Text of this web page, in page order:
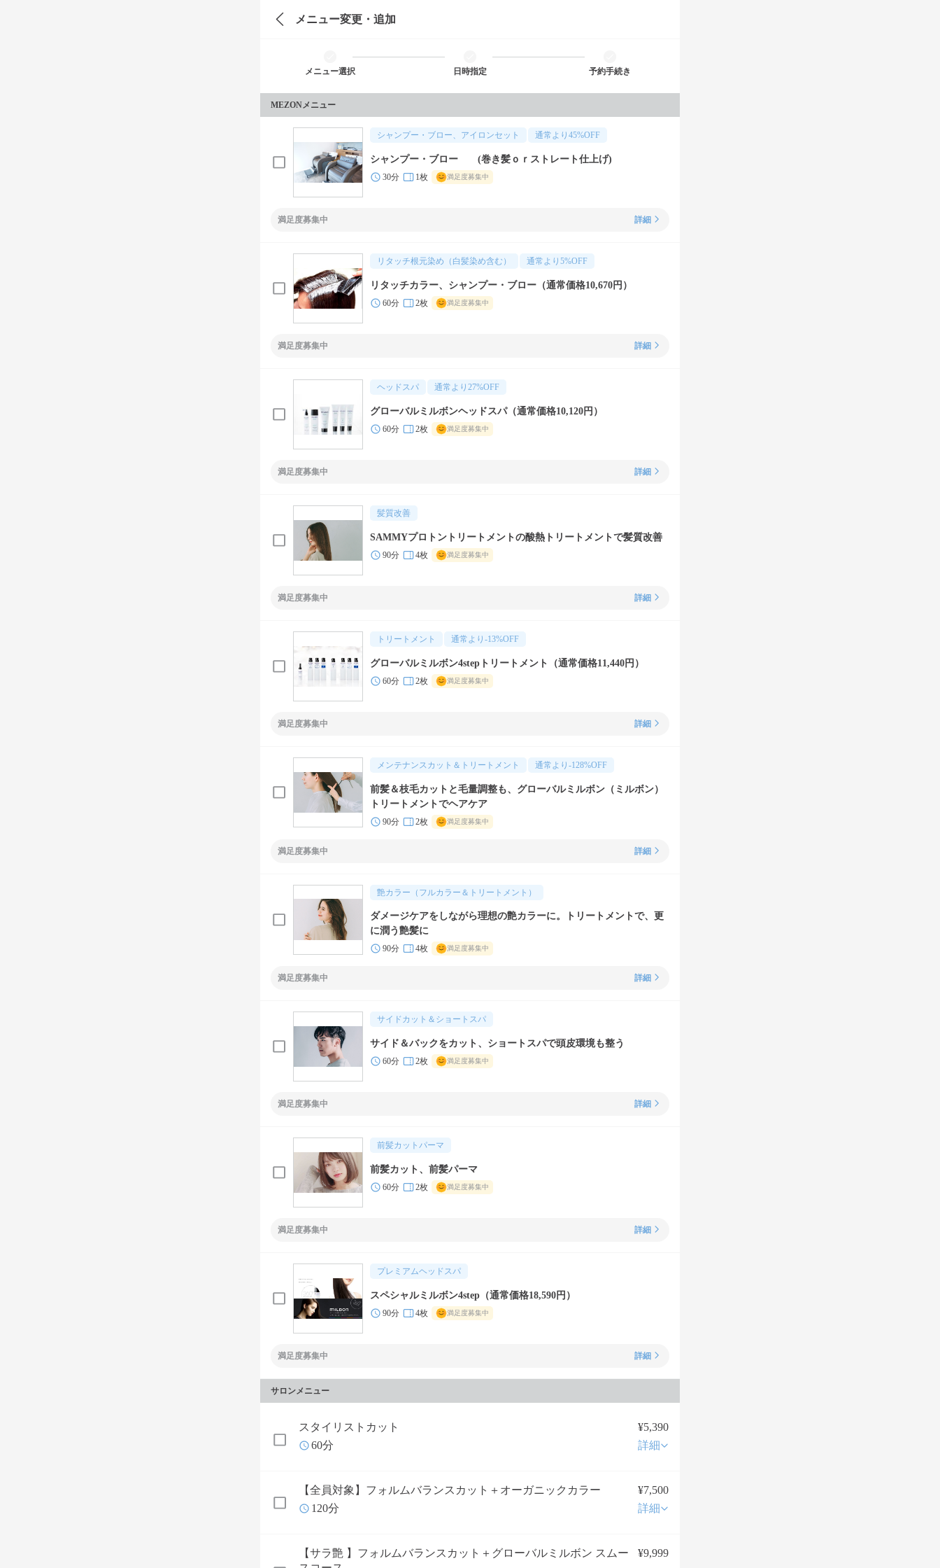
メニュー変更・追加
メニュー選択 日時指定 予約手続き
MEZONメニュー
シャンプー・ブロー、アイロンセット 通常より 45%OFF
シャンプー・ブロー (巻き髪ｏｒストレート仕上げ)
30分 1枚 満足度募集中
満足度募集中 詳細
リタッチ根元染め（白髪染め含む） 通常より 5%OFF
リタッチカラー、シャンプー・ブロー（通常価格10,670円）
60分 2枚 満足度募集中
満足度募集中 詳細
ヘッドスパ 通常より 27%OFF
グローバルミルボンヘッドスパ（通常価格10,120円）
60分 2枚 満足度募集中
満足度募集中 詳細
髪質改善
SAMMYプロトントリートメントの酸熱トリートメントで髪質改善
90分 4枚 満足度募集中
満足度募集中 詳細
トリートメント 通常より -13%OFF
グローバルミルボン4stepトリートメント（通常価格11,440円）
60分 2枚 満足度募集中
満足度募集中 詳細
メンテナンスカット＆トリートメント 通常より -128%OFF
前髪＆枝毛カットと毛量調整も、グローバルミルボン（ミルボン）
トリートメントでヘアケア
90分 2枚 満足度募集中
満足度募集中 詳細
艶カラー（フルカラー＆トリートメント）
ダメージケアをしながら理想の艶カラーに。トリートメントで、更
に潤う艶髪に
90分 4枚 満足度募集中
満足度募集中 詳細
サイドカット＆ショートスパ
サイド＆バックをカット、ショートスパで頭皮環境も整う
60分 2枚 満足度募集中
満足度募集中 詳細
前髪カットパーマ
前髪カット、前髪パーマ
60分 2枚 満足度募集中
満足度募集中 詳細
プレミアムヘッドスパ
スペシャルミルボン4step（通常価格18,590円）
90分 4枚 満足度募集中
満足度募集中 詳細
サロンメニュー
スタイリストカット
¥5,390
60分
詳細
【全員対象】フォルムバランスカット＋オーガニックカラー
¥7,500
120分
詳細
【サラ艶 】フォルムバランスカット＋グローバルミルボン スムー
¥9,999